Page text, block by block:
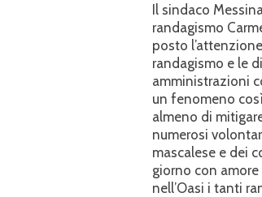
Il sindaco
randagismo
posto
randagismo e le
amministrazioni
un fenomeno
almeno di
numerosi
mascalese e dei
giorno con
nell’Oasi i tanti